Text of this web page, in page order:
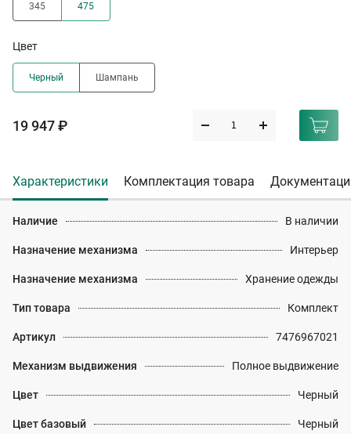
345 475
Цвет
Черный Шампань
19 947 ₽
Характеристики Комплектация товара
Наличие В наличии
Назначение механизма Интерьер
Назначение механизма Хранение одежды
Тип товара Комплект
Артикул 7476967021
Механизм выдвижения Полное выдвижение
Цвет Черный
Цвет базовый Черный